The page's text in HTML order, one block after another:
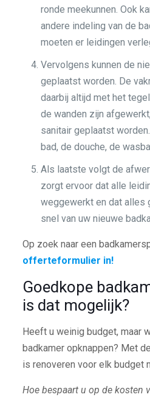
ronde meekunnen. Ook
andere indeling van de
moeten er leidingen
Vervolgens kunnen de
geplaatst worden. De
daarbij altijd met het
de wanden zijn
sanitair geplaatst
bad, de douche, de
Als laatste volgt de
zorgt ervoor dat alle
weggewerkt en dat alles
snel van uw nieuwe
Op zoek naar een
offerteformulier in!
Goedkope
is dat mogelijk?
Heeft u weinig budget, maar
badkamer opknappen? Met
is renoveren voor elk budget
Hoe bespaart u op de kosten